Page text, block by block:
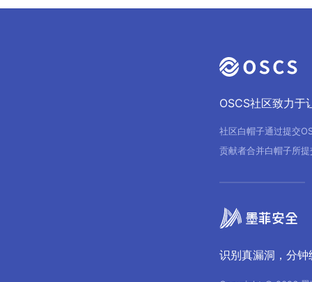
OSCS社区致力于
社区白帽子通过提交
贡献者合并白帽子所
识别真漏洞，分